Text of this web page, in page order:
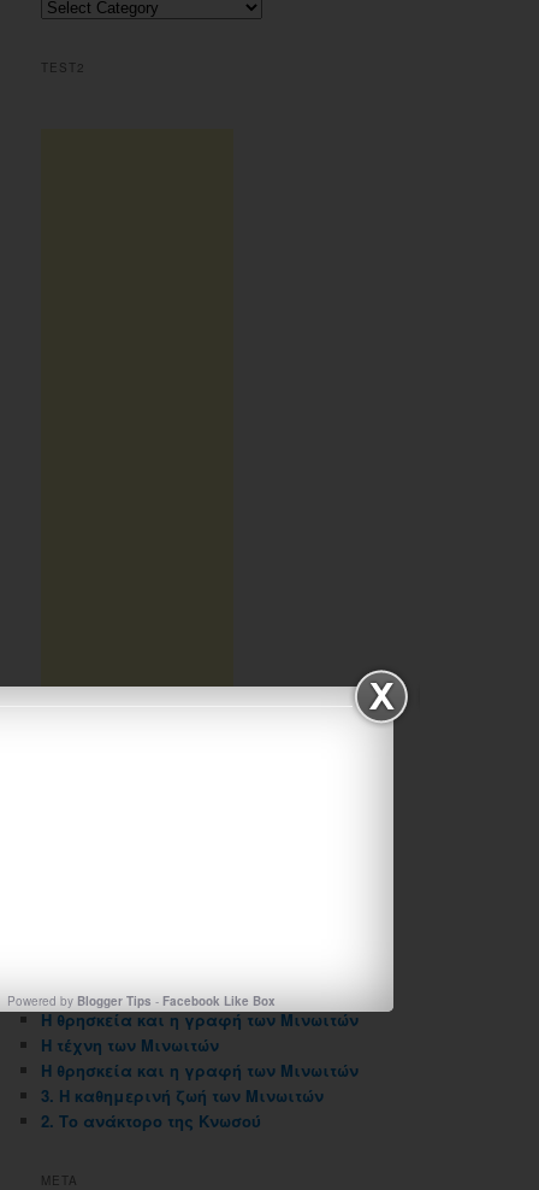
h
Περιεχομενα
TEST2
Η θρησκεία και η γραφή των Μινωιτών
Η τέχνη των Μινωιτών
Η θρησκεία και η γραφή των Μινωιτών
3. Η καθημερινή ζωή των Μινωιτών
2. Το ανάκτορο της Κνωσού
META
Powered by Blogger Tips - Facebook Like Box